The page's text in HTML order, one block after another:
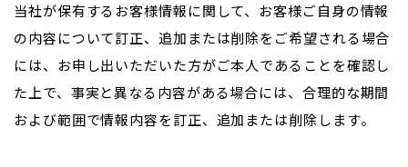
当社が保有するお客様情報に関して、お客様ご自身の情報
の内容について訂正、追加または削除をご希望される場合
には、お申し出いただいた方がご本人であることを確認し
た上で、事実と異なる内容がある場合には、合理的な期間
および範囲で情報内容を訂正、追加または削除します。